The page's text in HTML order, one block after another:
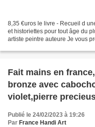
8,35 €uros le livre - Recueil d
et historiettes pour tout âge du
artiste peintre auteure Je vous
Fait mains en
bronze avec
violet,pierre
chapeaux
noel,lithothérapie
Publié le 24/02/2023 à 19:26
Par France Handi Art